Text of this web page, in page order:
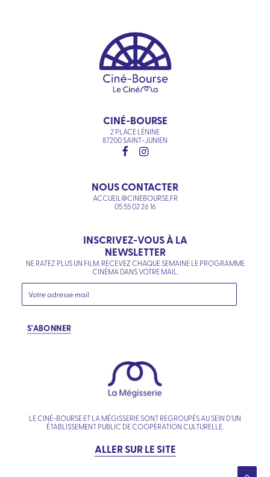
CINÉ-BOURSE
2 PLACE LÉNINE
87200 SAINT-JUNIEN
NOUS CONTACTER
ACCUEIL@CINEBOURSE.FR
05 55 02 26 16
INSCRIVEZ-VOUS À LA
NEWSLETTER
NE RATEZ PLUS UN FILM. RECEVEZ CHAQUE SEMAINE LE PROGRAMME
CINÉMA DANS VOTRE MAIL.
S'ABONNER
LE CINÉ-BOURSE ET LA MÉGISSERIE SONT REGROUPÉS AU SEIN D’UN
ÉTABLISSEMENT PUBLIC DE COOPÉRATION CULTURELLE.
ALLER SUR LE SITE